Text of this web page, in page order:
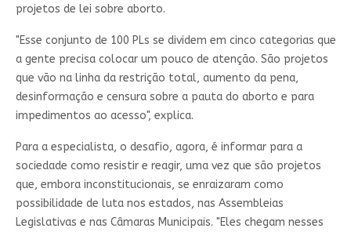
projetos de lei sobre aborto.
"Esse conjunto de 100 PLs se dividem em cinco categorias que
a gente precisa colocar um pouco de atenção. São projetos
que vão na linha da restrição total, aumento da pena,
desinformação e censura sobre a pauta do aborto e para
impedimentos ao acesso", explica.
Para a especialista, o desafio, agora, é informar para a
sociedade como resistir e reagir, uma vez que são projetos
que, embora inconstitucionais, se enraizaram como
possibilidade de luta nos estados, nas Assembleias
Legislativas e nas Câmaras Municipais. "Eles chegam nesses